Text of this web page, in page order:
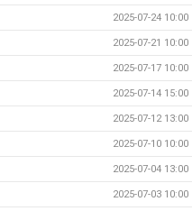
2025-07-24 10:00
2025-07-21 10:00
2025-07-17 10:00
2025-07-14 15:00
2025-07-12 13:00
2025-07-10 10:00
2025-07-04 13:00
2025-07-03 10:00